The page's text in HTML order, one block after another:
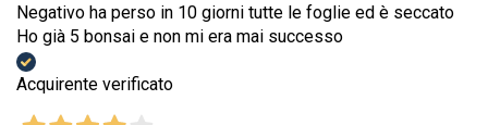
Negativo ha perso in 10 giorni tutte le foglie ed è seccato
Ho già 5 bonsai e non mi era mai successo
Acquirente verificato